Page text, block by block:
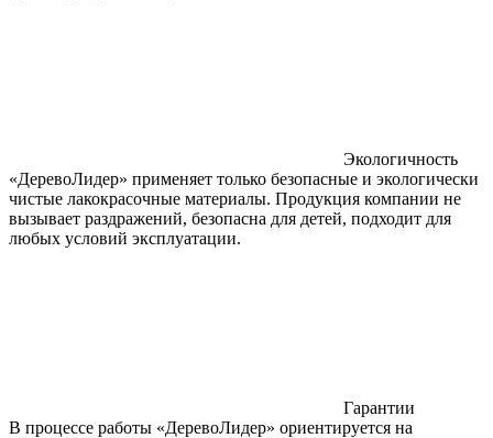
Экологичность
«ДеревоЛидер» применяет только безопасные и экологически
чистые лакокрасочные материалы. Продукция компании не
вызывает раздражений, безопасна для детей, подходит для
любых условий эксплуатации.
Гарантии
В процессе работы «ДеревоЛидер» ориентируется на